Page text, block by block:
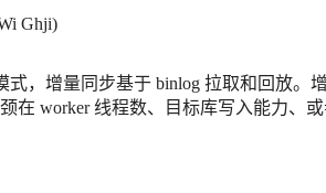
Ghji)
式，增量同步基于 binlog 拉取和回放。
在 worker 线程数、目标库写入能力、